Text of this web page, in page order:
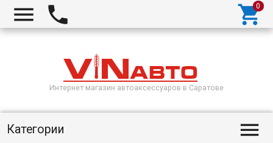
  
Интернет магазин автоаксессуаров в Саратове
Категории 